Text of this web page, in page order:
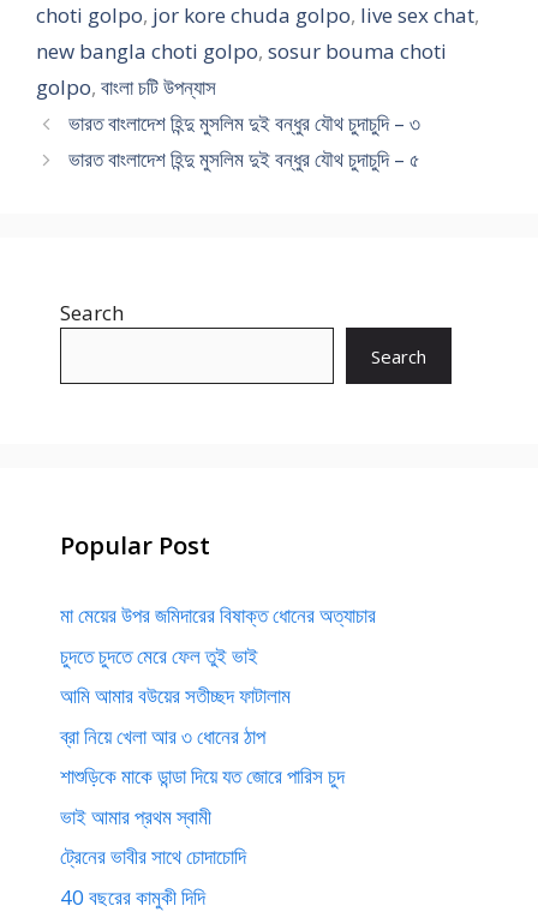
choti golpo, jor kore chuda golpo, live sex chat,
new bangla choti golpo, sosur bouma choti
golpo, বাংলা চটি উপন্যাস
ভারত বাংলাদেশ হিন্দু মুসলিম দুই বন্ধুর যৌথ চুদাচুদি – ৩
ভারত বাংলাদেশ হিন্দু মুসলিম দুই বন্ধুর যৌথ চুদাচুদি – ৫
Search
Search
Popular Post
মা মেয়ের উপর জমিদারের বিষাক্ত ধোনের অত্যাচার
চুদতে চুদতে মেরে ফেল তুই ভাই
আমি আমার বউয়ের সতীচ্ছদ ফাটালাম
ব্রা নিয়ে খেলা আর ৩ ধোনের ঠাপ
শাশুড়িকে মাকে ডান্ডা দিয়ে যত জোরে পারিস চুদ
ভাই আমার প্রথম স্বামী
ট্রেনের ভাবীর সাথে চোদাচোদি
40 বছরের কামুকী দিদি